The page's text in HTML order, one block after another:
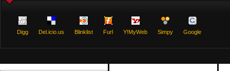
Digg Del.icio.us Blinklist Furl Y!MyWeb Simpy Google